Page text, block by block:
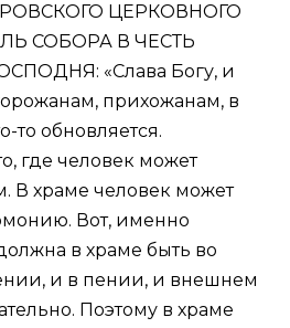
ЦЕРКОВНОГО
СОБОРА В ЧЕСТЬ
«Слава Богу, и
прихожанам, в
то обновляется.
где человек может
В храме человек может
Вот, именно
в храме быть во
и в пении, и внешнем
Поэтому в храме